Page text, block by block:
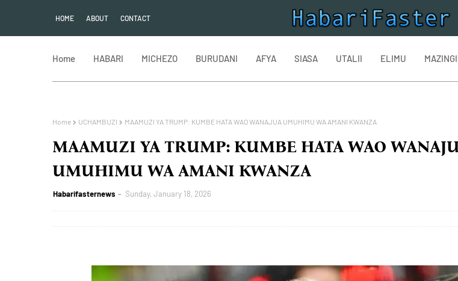
HOME ABOUT CONTACT
Home HABARI MICHEZO BURUDANI AFYA SIASA UTALII ELIMU
Home UCHAMBUZI MAAMUZI YA TRUMP: KUMBE HATA WAO WANAJUA UMUHIMU WA AMANI KWANZA
MAAMUZI YA TRUMP: KUMBE HATA WAO
UMUHIMU WA AMANI KWANZA
Habarifasternews Sunday, January 18, 2026